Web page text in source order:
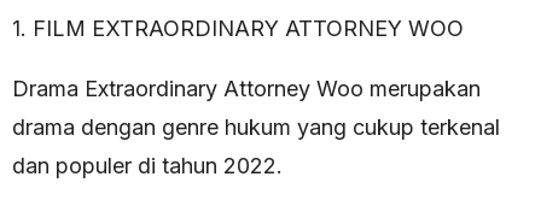
1. FILM EXTRAORDINARY ATTORNEY WOO
Drama Extraordinary Attorney Woo merupakan
drama dengan genre hukum yang cukup terkenal
dan populer di tahun 2022.